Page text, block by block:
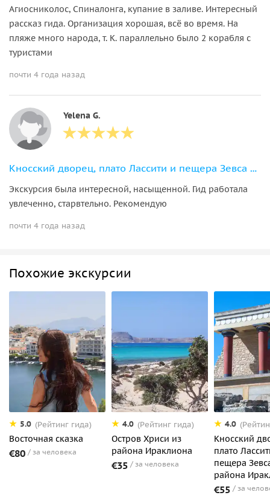
Агиосниколос, Спиналонга, купание в заливе. Интересный
рассказ гида. Организация хорошая, всё во время. На
пляже много народа, т. К. параллельно было 2 корабля с
туристами
почти 4 года назад
Yelena G.
Кносский дворец, плато Лассити и пещера Зевса из района Ираклион
Экскурсия была интересной, насыщенной. Гид работала
увлеченно, старвтельно. Рекомендую
почти 4 года назад
Похожие экскурсии
5.0 (Рейтинг гида)
Восточная сказка
€80 за человека
4.0 (Рейтинг гида)
Остров Хриси из
района Ираклиона
€35 за человека
4.0
Кносский
плато
пещера
района
€55 за